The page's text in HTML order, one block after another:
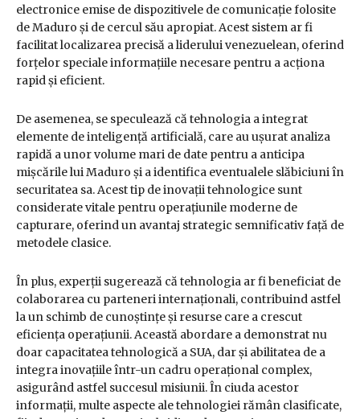
electronice emise de dispozitivele de comunicație folosite
de Maduro și de cercul său apropiat. Acest sistem ar fi
facilitat localizarea precisă a liderului venezuelean, oferind
forțelor speciale informațiile necesare pentru a acționa
rapid și eficient.
De asemenea, se speculează că tehnologia a integrat
elemente de inteligență artificială, care au ușurat analiza
rapidă a unor volume mari de date pentru a anticipa
mișcările lui Maduro și a identifica eventualele slăbiciuni în
securitatea sa. Acest tip de inovații tehnologice sunt
considerate vitale pentru operațiunile moderne de
capturare, oferind un avantaj strategic semnificativ față de
metodele clasice.
În plus, experții sugerează că tehnologia ar fi beneficiat de
colaborarea cu parteneri internaționali, contribuind astfel
la un schimb de cunoștințe și resurse care a crescut
eficiența operațiunii. Această abordare a demonstrat nu
doar capacitatea tehnologică a SUA, dar și abilitatea de a
integra inovațiile într-un cadru operațional complex,
asigurând astfel succesul misiunii. În ciuda acestor
informații, multe aspecte ale tehnologiei rămân clasificate,